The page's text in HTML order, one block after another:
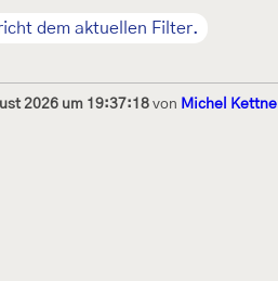
dem aktuellen Filter.
2026 um 19:37:18 von Michel